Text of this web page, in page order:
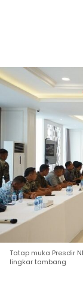
Tatap muka Presdir
lingkar tambang